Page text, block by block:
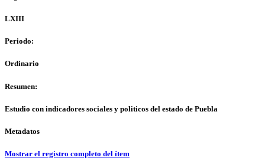
LXIII
Periodo:
Ordinario
Resumen:
Estudio con indicadores sociales y politicos del estado de Puebla
Metadatos
Mostrar el registro completo del ítem